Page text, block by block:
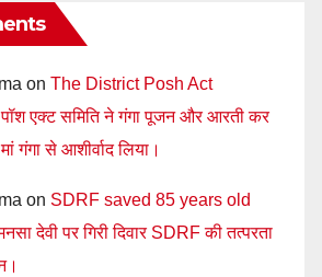
on The District Posh Act
एक्ट समिति ने गंगा पूजन और आरती कर
गंगा से आशीर्वाद लिया।
on SDRF saved 85 years old
देवी पर गिरी दिवार SDRF की तत्परता